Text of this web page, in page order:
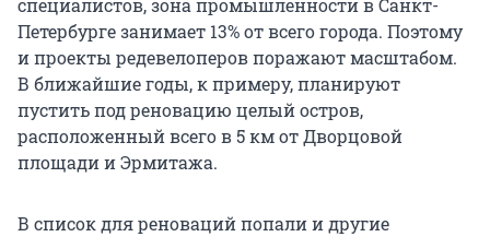
специалистов, зона промышленности в Санкт-
Петербурге занимает 13% от всего города. Поэтому
и проекты редевелоперов поражают масштабом.
В ближайшие годы, к примеру, планируют
пустить под реновацию целый остров,
расположенный всего в 5 км от Дворцовой
площади и Эрмитажа.
В список для реноваций попали и другие